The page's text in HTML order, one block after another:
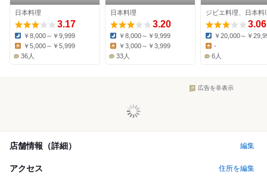
日本料理
3.17
Dinner:
￥8,000～￥9,999
￥5,000～￥5,999
36人
日本料理
3.20
Dinner:
￥8,000～￥9,999
￥3,000～￥3,999
33人
3.06
￥20,000～￥
-
6人
広告を非表示
店舗情報（詳細） 編集
アクセス 住所を編集